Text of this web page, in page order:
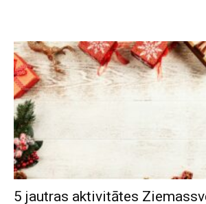
5 jautras aktivitātes